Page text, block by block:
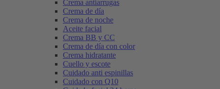
Crema antiarrugas
Crema de día
Crema de noche
Aceite facial
Crema BB y CC
Crema de día con color
Crema hidratante
Cuello y escote
Cuidado anti espinillas
Cuidado con Q10